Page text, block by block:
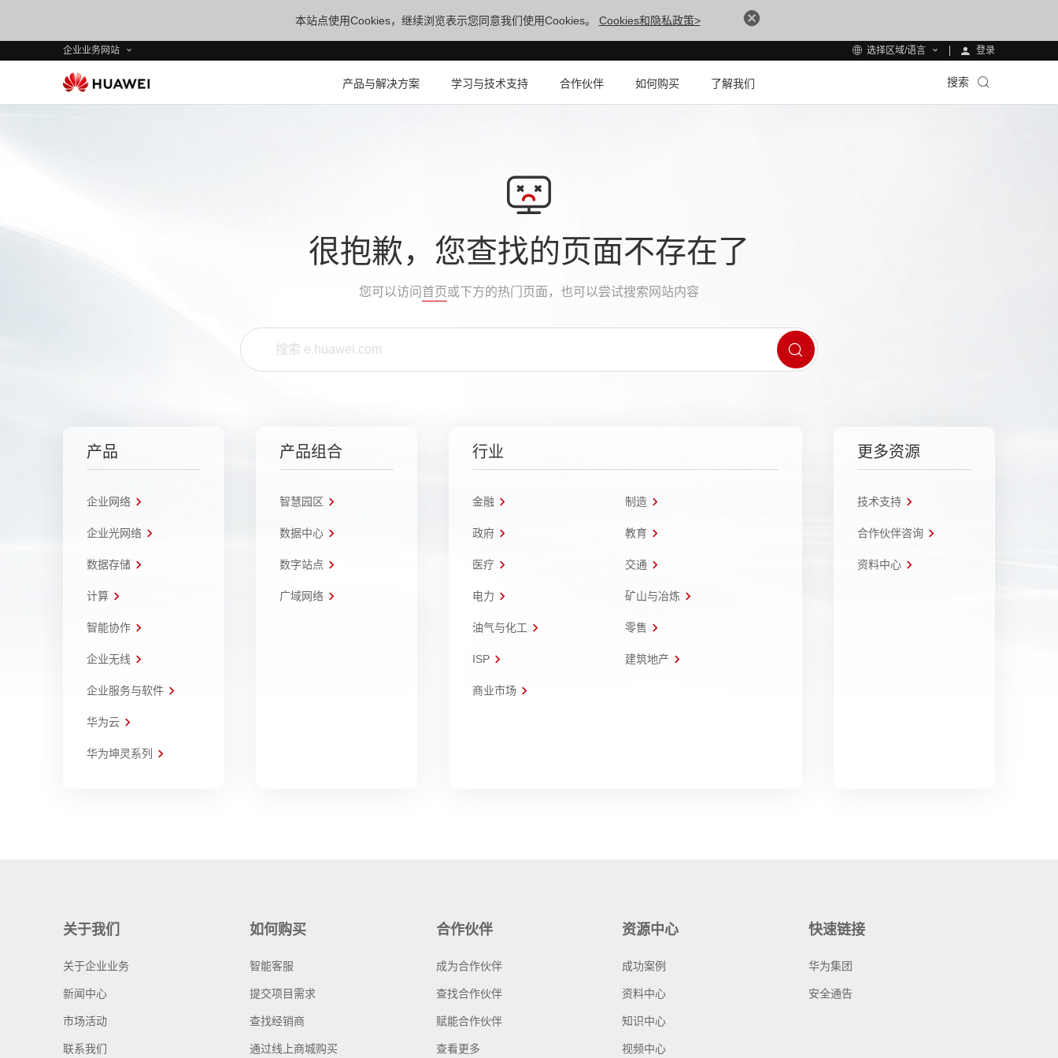
本站点使用Cookies，继续浏览表示您同意我们使用Cookies。 Cookies和隐私政策>
企业业务网站 选择区域/语言 登录
产品与解决方案 学习与技术支持 合作伙伴 如何购买 了解我们 搜索
很抱歉，您查找的页面不存在了
您可以访问 首页或下方的热门页面，也可以尝试搜索网站内容
产品
企业网络
企业光网络
数据存储
计算
智能协作
企业无线
企业服务与软件
华为云
华为坤灵系列
产品组合
智慧园区
数据中心
数字站点
广域网络
行业
金融 制造
政府 教育
医疗 交通
电力 矿山与冶炼
油气与化工 零售
ISP 建筑地产
商业市场
更多资源
技术支持
合作伙伴咨询
资料中心
关于我们
关于企业业务
新闻中心
市场活动
联系我们
如何购买
智能客服
提交项目需求
查找经销商
通过线上商城购买
合作伙伴
成为合作伙伴
查找合作伙伴
赋能合作伙伴
查看更多
资源中心
成功案例
资料中心
知识中心
视频中心
快速链接
华为集团
安全通告